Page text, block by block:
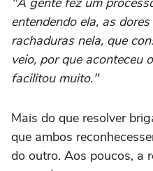
entendendo ela, as
rachaduras nela, que
veio, por que aconteceu
facilitou muito."
Mais do que resolver
que ambos
do outro. Aos poucos, a